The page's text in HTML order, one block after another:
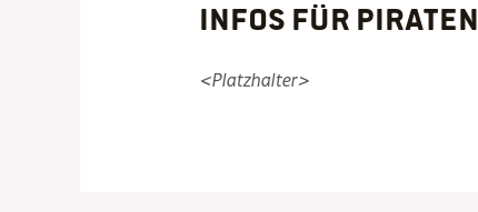
Infos für Piraten
<Platzhalter>